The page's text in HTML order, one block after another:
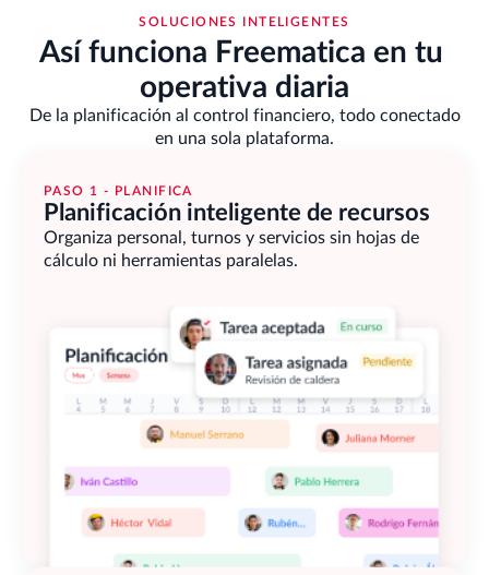
SOLUCIONES INTELIGENTES
Así funciona Freematica en tu
operativa diaria
De la planificación al control financiero, todo conectado
en una sola plataforma.
PASO 1 - PLANIFICA
Planificación inteligente de recursos
Organiza personal, turnos y servicios sin hojas de